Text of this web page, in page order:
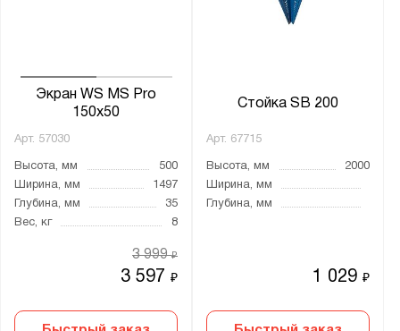
Экран WS MS Pro
150x50
Арт. 57030
Высота, мм
500
Ширина, мм
1497
Глубина, мм
35
Вес, кг
8
3 597₽
3 999₽
Стойка SB 200
Арт. 67715
Высота, мм
2000
Ширина, мм
Глубина, мм
1 029₽